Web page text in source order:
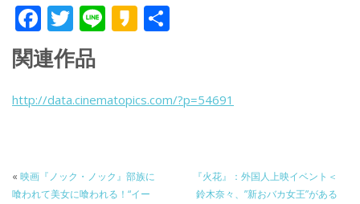
F
ac
e
b
k
T
w
itt
er
Li K
a
関連作品
http://data.cinematopics.com/?p=54691
« 映画『ノック・ノック』部族に
喰われて美女に喰われる！“イー
『火花』：外国人上映イベント＜
鈴木奈々、”新おバカ女王”がある